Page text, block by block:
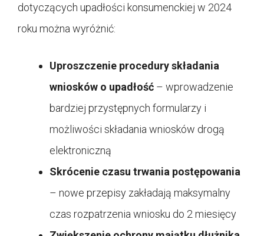
dotyczących upadłości konsumenckiej w 2024
roku można wyróżnić:
Uproszczenie procedury składania
wniosków o upadłość – wprowadzenie
bardziej przystępnych formularzy i
możliwości składania wniosków drogą
elektroniczną
Skrócenie czasu trwania postępowania
– nowe przepisy zakładają maksymalny
czas rozpatrzenia wniosku do 2 miesięcy